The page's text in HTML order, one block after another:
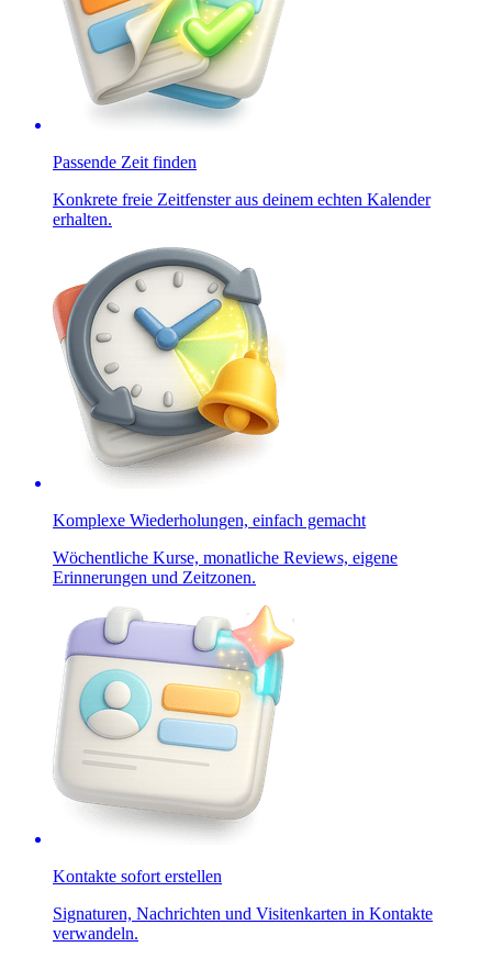
Passende Zeit finden
Konkrete freie Zeitfenster aus deinem echten Kalender
erhalten.
Komplexe Wiederholungen, einfach gemacht
Wöchentliche Kurse, monatliche Reviews, eigene
Erinnerungen und Zeitzonen.
Kontakte sofort erstellen
Signaturen, Nachrichten und Visitenkarten in Kontakte
verwandeln.